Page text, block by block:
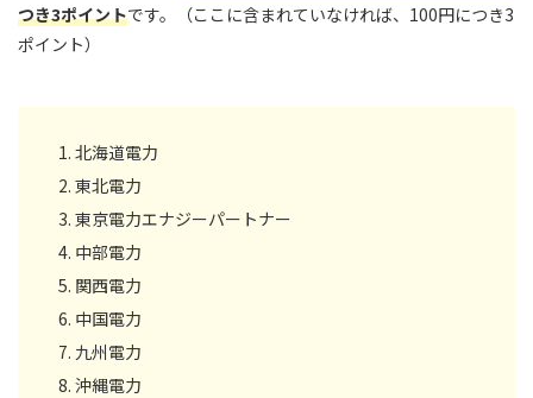
つき3ポイントです。（ここに含まれていなければ、100円につき3
ポイント）
北海道電力
東北電力
東京電力エナジーパートナー
中部電力
関西電力
中国電力
九州電力
沖縄電力